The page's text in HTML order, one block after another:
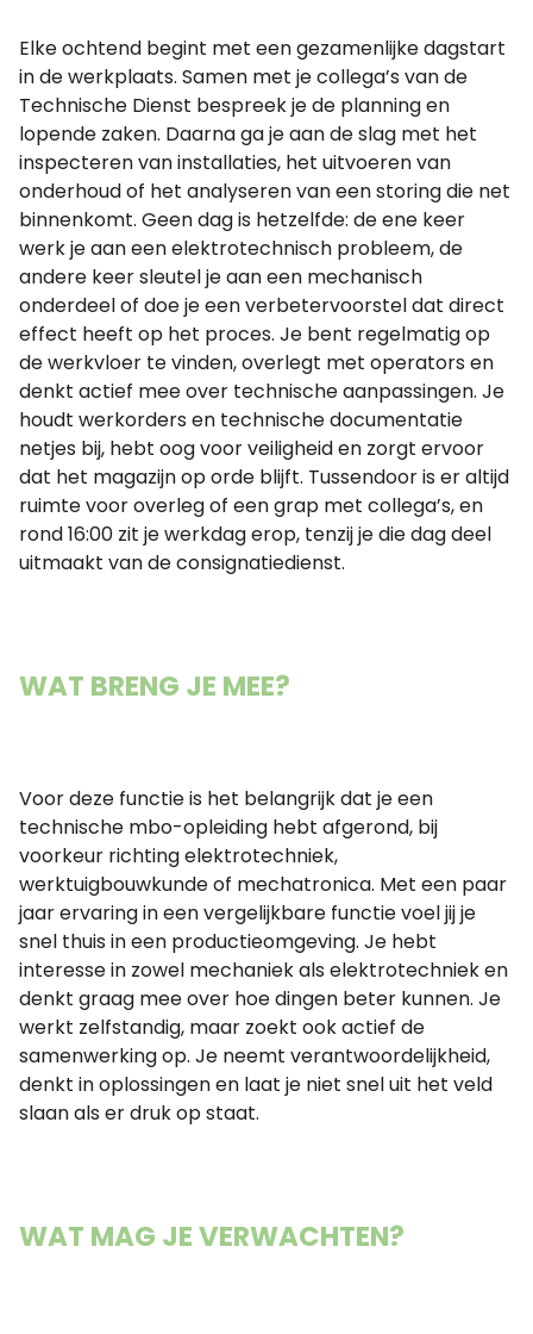
Elke ochtend begint met een gezamenlijke dagstart
in de werkplaats. Samen met je collega’s van de
Technische Dienst bespreek je de planning en
lopende zaken. Daarna ga je aan de slag met het
inspecteren van installaties, het uitvoeren van
onderhoud of het analyseren van een storing die net
binnenkomt. Geen dag is hetzelfde: de ene keer
werk je aan een elektrotechnisch probleem, de
andere keer sleutel je aan een mechanisch
onderdeel of doe je een verbetervoorstel dat direct
effect heeft op het proces. Je bent regelmatig op
de werkvloer te vinden, overlegt met operators en
denkt actief mee over technische aanpassingen. Je
houdt werkorders en technische documentatie
netjes bij, hebt oog voor veiligheid en zorgt ervoor
dat het magazijn op orde blijft. Tussendoor is er altijd
ruimte voor overleg of een grap met collega’s, en
rond 16:00 zit je werkdag erop, tenzij je die dag deel
uitmaakt van de consignatiedienst.
WAT BRENG JE MEE?
Voor deze functie is het belangrijk dat je een
technische mbo-opleiding hebt afgerond, bij
voorkeur richting elektrotechniek,
werktuigbouwkunde of mechatronica. Met een paar
jaar ervaring in een vergelijkbare functie voel jij je
snel thuis in een productieomgeving. Je hebt
interesse in zowel mechaniek als elektrotechniek en
denkt graag mee over hoe dingen beter kunnen. Je
werkt zelfstandig, maar zoekt ook actief de
samenwerking op. Je neemt verantwoordelijkheid,
denkt in oplossingen en laat je niet snel uit het veld
slaan als er druk op staat.
WAT MAG JE VERWACHTEN?